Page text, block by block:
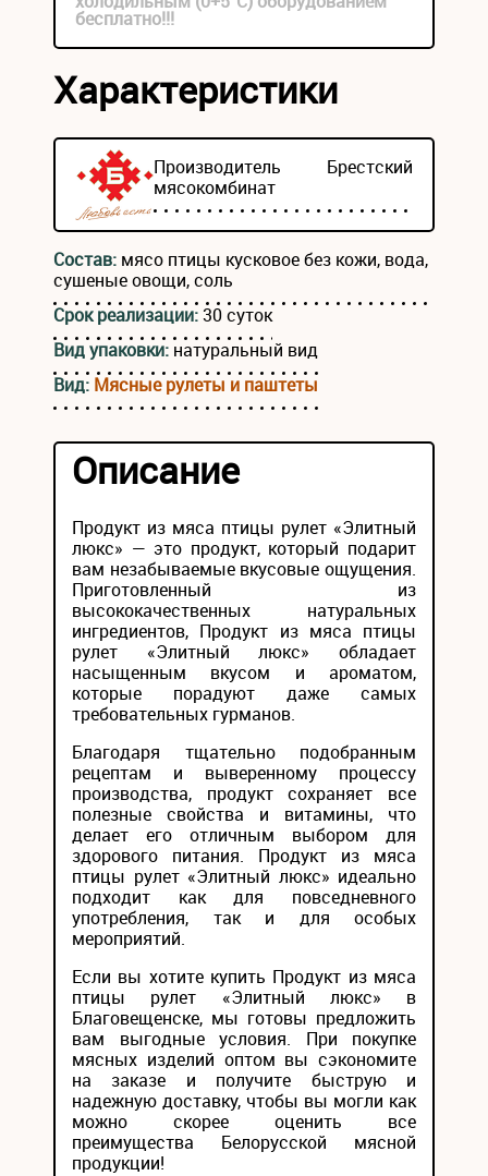
бесплатно!!!
Характеристики
Производитель Брестский
мясокомбинат
Состав: мясо птицы кусковое без кожи, вода,
сушеные овощи, соль
Срок реализации:30 суток
Вид упаковки: натуральный вид
Вид: Мясные рулеты и паштеты
Описание
Продукт из мяса птицы рулет «Элитный
люкс» — это продукт, который подарит
вам незабываемые вкусовые ощущения.
Приготовленный из
высококачественных натуральных
ингредиентов, Продукт из мяса птицы
рулет «Элитный люкс» обладает
насыщенным вкусом и ароматом,
которые порадуют даже самых
требовательных гурманов.
Благодаря тщательно подобранным
рецептам и выверенному процессу
производства, продукт сохраняет все
полезные свойства и витамины, что
делает его отличным выбором для
здорового питания. Продукт из мяса
птицы рулет «Элитный люкс» идеально
подходит как для повседневного
употребления, так и для особых
мероприятий.
Если вы хотите купить Продукт из мяса
птицы рулет «Элитный люкс» в
Благовещенске, мы готовы предложить
вам выгодные условия. При покупке
мясных изделий оптом вы сэкономите
на заказе и получите быструю и
надежную доставку, чтобы вы могли как
можно скорее оценить все
преимущества Белорусской мясной
продукции!